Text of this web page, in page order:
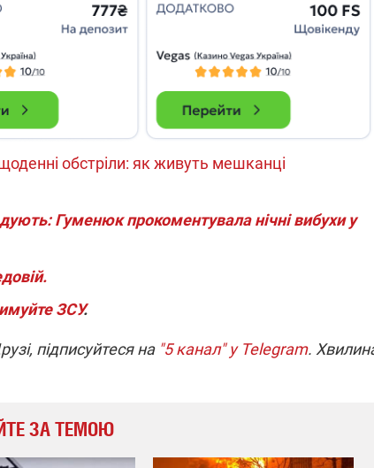
обстріли: як живуть мешканці
Гуменюк прокоментувала нічні вибухи у
ЗСУ.
підписуйтеся на "5 канал" у Telegram.
ЗА ТЕМОЮ